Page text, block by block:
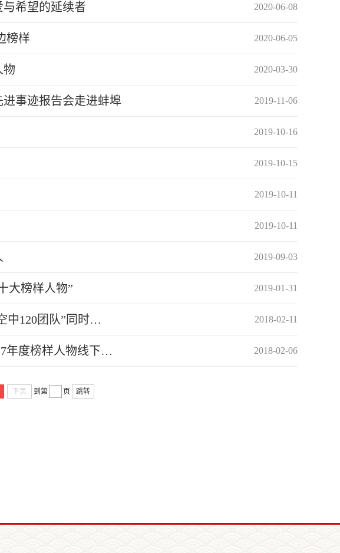
希望的延续者 2020-06-08
榜样 2020-06-05
物 2020-03-30
事迹报告会走进蚌埠 2019-11-06
2019-10-16
2019-10-15
2019-10-11
2019-10-11
2019-09-03
大榜样人物” 2019-01-31
中120团队”同时… 2018-02-11
年度榜样人物线下… 2018-02-06
下页 到第 页 跳转